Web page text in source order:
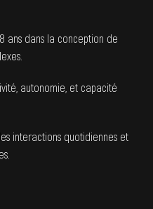
ans dans la conception de
autonomie, et capacité
interactions quotidiennes et